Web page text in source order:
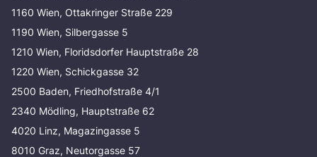
1160 Wien, Ottakringer Straße 229
1190 Wien, Silbergasse 5
1210 Wien, Floridsdorfer Hauptstraße 28
1220 Wien, Schickgasse 32
2500 Baden, Friedhofstraße 4/1
2340 Mödling, Hauptstraße 62
4020 Linz, Magazingasse 5
8010 Graz, Neutorgasse 57